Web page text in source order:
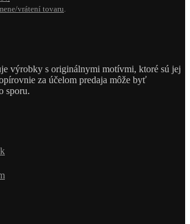
vrátení tovaru.
výrobky s originálnymi motívmi, ktoré sú jej
za účelom predaja môže byť
sporu.